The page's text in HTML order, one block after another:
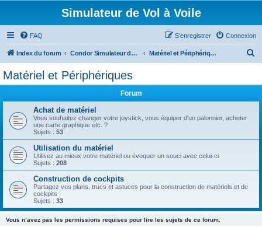
Simulateur de Vol à Voile
FAQ Connexion
S’enregistrer
Index du forum Condor Simulateur de Vol à Voile Matériel et Périphériques
Matériel et Périphériques
Forum
Achat de matériel
Vous souhaitez changer votre joystick, vous équiper d'un palonnier, acheter
une carte graphique etc. ?
Sujets : 53
Utilisation du matériel
Utilisez au mieux votre matériel ou évoquer un souci avec celui-ci
Sujets : 208
Construction de cockpits
Partagez vos plans, trucs et astuces pour la construction de matériels et de
cockpits
Sujets : 33
Vous n’avez pas les permissions requises pour lire les sujets de ce forum.